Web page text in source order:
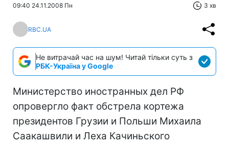
09:40 24.11.2008 Пн 3 хв
RBC.UA
Не витрачай час на шум! Читай тільки суть з
РБК-Україна у Google
Министерство иностранных дел РФ
опровергло факт обстрела кортежа
президентов Грузии и Польши Михаила
Саакашвили и Леха Качиньского